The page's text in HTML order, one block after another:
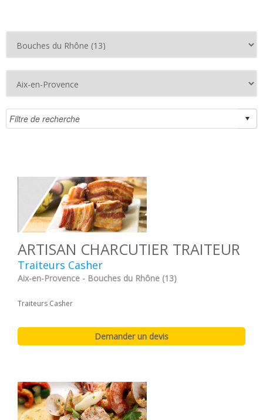
ARTISAN CHARCUTIER TRAITEUR
Traiteurs Casher
Aix-en-Provence - Bouches du Rhône (13)
Traiteurs Casher